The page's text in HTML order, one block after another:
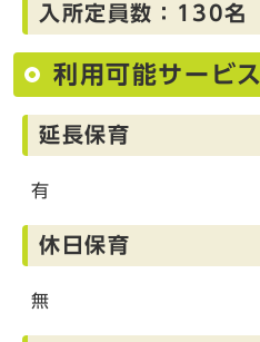
入所定員数：130名
利用可能サービス
延長保育
有
休日保育
無